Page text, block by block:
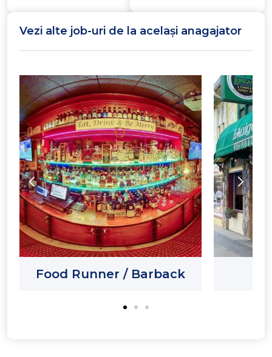
Vezi alte job-uri de la același anagajator
Food Runner / Barback